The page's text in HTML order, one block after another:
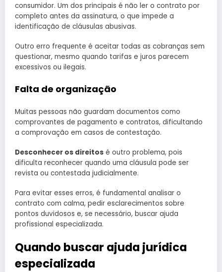
consumidor. Um dos principais é não ler o contrato por
completo antes da assinatura, o que impede a
identificação de cláusulas abusivas.
Outro erro frequente é aceitar todas as cobranças sem
questionar, mesmo quando tarifas e juros parecem
excessivos ou ilegais.
Falta de organização
Muitas pessoas não guardam documentos como
comprovantes de pagamento e contratos, dificultando
a comprovação em casos de contestação.
Desconhecer os direitos é outro problema, pois
dificulta reconhecer quando uma cláusula pode ser
revista ou contestada judicialmente.
Para evitar esses erros, é fundamental analisar o
contrato com calma, pedir esclarecimentos sobre
pontos duvidosos e, se necessário, buscar ajuda
profissional especializada.
Quando buscar ajuda jurídica
especializada